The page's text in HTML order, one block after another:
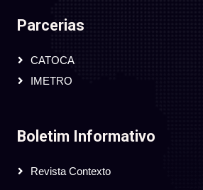
Parcerias
CATOCA
IMETRO
Boletim Informativo
Revista Contexto